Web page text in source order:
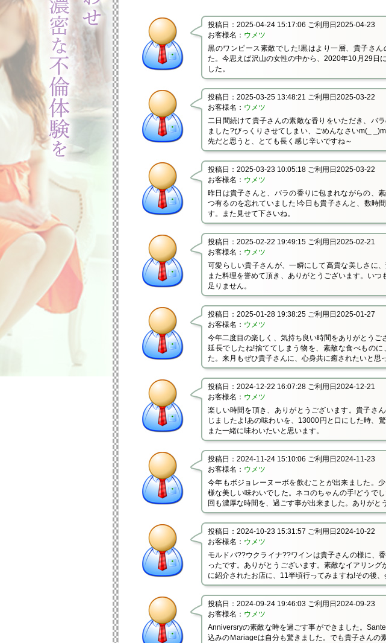
投稿日：2025-04-24 15:17:06 ご利用日2025-04-23
お客様名： ウメツ
黒のワンピース素敵でした!黒はより一層、貴子さ
た。今思えば沢山の女性の中から、2020年10月29日
した。
投稿日：2025-03-25 13:48:21 ご利用日2025-03-22
お客様名： ウメツ
二日間続けて貴子さんの素敵な香りをいただき、バ
ました?びっくりさせてしまい、ごめんなさいm(_
先だと思うと、とても長く感じ辛いですね～
投稿日：2025-03-23 10:05:18 ご利用日2025-03-22
お客様名： ウメツ
昨日は貴子さんと、バラの香りに包まれながらの、
つ有るのを忘れていました!今日も貴子さんと、数時
す。また見せて下さいね。
投稿日：2025-02-22 19:49:15 ご利用日2025-02-21
お客様名： ウメツ
可愛らしい貴子さんが、一瞬にして高貴な美しさに
また料理を誉めて頂き、ありがとうございます。い
足りません。
投稿日：2025-01-28 19:38:25 ご利用日2025-01-27
お客様名： ウメツ
今年二度目の楽しく、気持ち良い時間をありがとうご
延長でしたね!捨ててしまう物を、素敵な食べもの
た。来月もぜひ貴子さんに、心身共に癒されたいと思
投稿日：2024-12-22 16:07:28 ご利用日2024-12-21
お客様名： ウメツ
楽しい時間を頂き、ありがとうございます。貴子さ
じましたよ!あの味わいを、13000円と口にした時、
また一緒に味わいたいと思います。
投稿日：2024-11-24 15:10:06 ご利用日2024-11-23
お客様名： ウメツ
今年もボジョレーヌーボを飲むことが出来ました。
様な美しい味わいでした。ネコのちゃんの手!どうで
回も濃厚な時間を、過ごす事が出来ました。ありがと
投稿日：2024-10-23 15:31:57 ご利用日2024-10-22
お客様名： ウメツ
モルドバ??ウクライナ??ワインは貴子さんの様に、
ったです。ありがとうございます。素敵なイアリング
に紹介されたお店に、11半頃行ってみますね!その後、
投稿日：2024-09-24 19:46:03 ご利用日2024-09-23
お客様名： ウメツ
Anniversryの素敵な時を過ごす事ができました。
込みのＭariageは自分も驚きました。でも貴子さんの